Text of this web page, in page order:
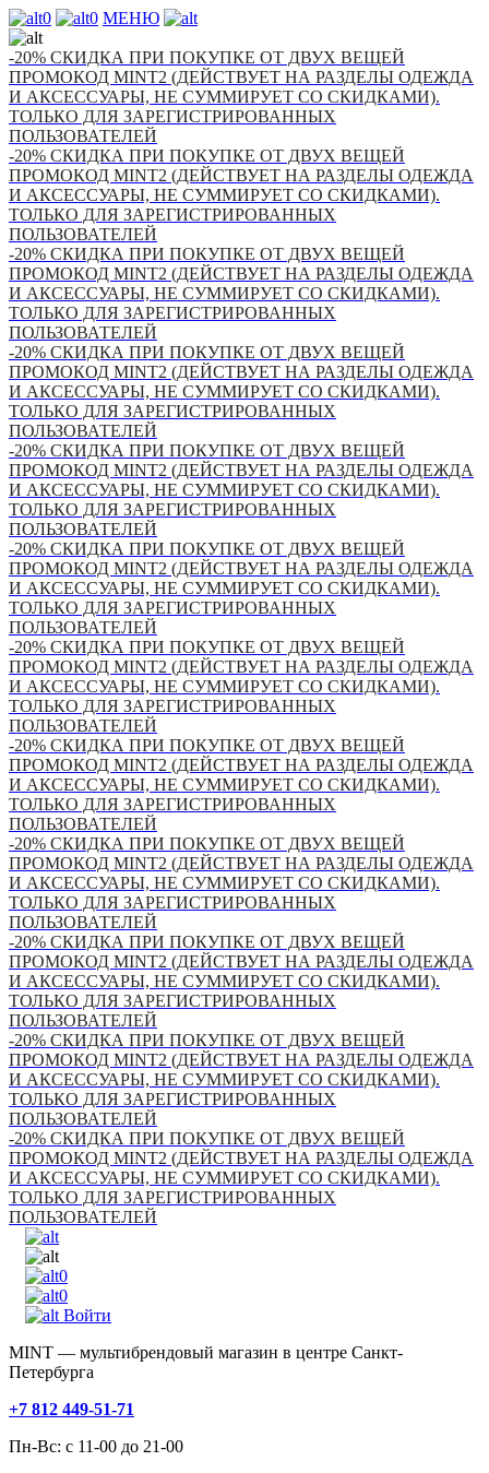
0 0 МЕНЮ
-20% СКИДКА ПРИ ПОКУПКЕ ОТ ДВУХ ВЕЩЕЙ
ПРОМОКОД MINT2 (ДЕЙСТВУЕТ НА РАЗДЕЛЫ ОДЕЖДА
И АКСЕССУАРЫ, НЕ СУММИРУЕТ СО СКИДКАМИ).
ТОЛЬКО ДЛЯ ЗАРЕГИСТРИРОВАННЫХ
ПОЛЬЗОВАТЕЛЕЙ
-20% СКИДКА ПРИ ПОКУПКЕ ОТ ДВУХ ВЕЩЕЙ
ПРОМОКОД MINT2 (ДЕЙСТВУЕТ НА РАЗДЕЛЫ ОДЕЖДА
И АКСЕССУАРЫ, НЕ СУММИРУЕТ СО СКИДКАМИ).
ТОЛЬКО ДЛЯ ЗАРЕГИСТРИРОВАННЫХ
ПОЛЬЗОВАТЕЛЕЙ
-20% СКИДКА ПРИ ПОКУПКЕ ОТ ДВУХ ВЕЩЕЙ
ПРОМОКОД MINT2 (ДЕЙСТВУЕТ НА РАЗДЕЛЫ ОДЕЖДА
И АКСЕССУАРЫ, НЕ СУММИРУЕТ СО СКИДКАМИ).
ТОЛЬКО ДЛЯ ЗАРЕГИСТРИРОВАННЫХ
ПОЛЬЗОВАТЕЛЕЙ
-20% СКИДКА ПРИ ПОКУПКЕ ОТ ДВУХ ВЕЩЕЙ
ПРОМОКОД MINT2 (ДЕЙСТВУЕТ НА РАЗДЕЛЫ ОДЕЖДА
И АКСЕССУАРЫ, НЕ СУММИРУЕТ СО СКИДКАМИ).
ТОЛЬКО ДЛЯ ЗАРЕГИСТРИРОВАННЫХ
ПОЛЬЗОВАТЕЛЕЙ
-20% СКИДКА ПРИ ПОКУПКЕ ОТ ДВУХ ВЕЩЕЙ
ПРОМОКОД MINT2 (ДЕЙСТВУЕТ НА РАЗДЕЛЫ ОДЕЖДА
И АКСЕССУАРЫ, НЕ СУММИРУЕТ СО СКИДКАМИ).
ТОЛЬКО ДЛЯ ЗАРЕГИСТРИРОВАННЫХ
ПОЛЬЗОВАТЕЛЕЙ
-20% СКИДКА ПРИ ПОКУПКЕ ОТ ДВУХ ВЕЩЕЙ
ПРОМОКОД MINT2 (ДЕЙСТВУЕТ НА РАЗДЕЛЫ ОДЕЖДА
И АКСЕССУАРЫ, НЕ СУММИРУЕТ СО СКИДКАМИ).
ТОЛЬКО ДЛЯ ЗАРЕГИСТРИРОВАННЫХ
ПОЛЬЗОВАТЕЛЕЙ
-20% СКИДКА ПРИ ПОКУПКЕ ОТ ДВУХ ВЕЩЕЙ
ПРОМОКОД MINT2 (ДЕЙСТВУЕТ НА РАЗДЕЛЫ ОДЕЖДА
И АКСЕССУАРЫ, НЕ СУММИРУЕТ СО СКИДКАМИ).
ТОЛЬКО ДЛЯ ЗАРЕГИСТРИРОВАННЫХ
ПОЛЬЗОВАТЕЛЕЙ
-20% СКИДКА ПРИ ПОКУПКЕ ОТ ДВУХ ВЕЩЕЙ
ПРОМОКОД MINT2 (ДЕЙСТВУЕТ НА РАЗДЕЛЫ ОДЕЖДА
И АКСЕССУАРЫ, НЕ СУММИРУЕТ СО СКИДКАМИ).
ТОЛЬКО ДЛЯ ЗАРЕГИСТРИРОВАННЫХ
ПОЛЬЗОВАТЕЛЕЙ
-20% СКИДКА ПРИ ПОКУПКЕ ОТ ДВУХ ВЕЩЕЙ
ПРОМОКОД MINT2 (ДЕЙСТВУЕТ НА РАЗДЕЛЫ ОДЕЖДА
И АКСЕССУАРЫ, НЕ СУММИРУЕТ СО СКИДКАМИ).
ТОЛЬКО ДЛЯ ЗАРЕГИСТРИРОВАННЫХ
ПОЛЬЗОВАТЕЛЕЙ
-20% СКИДКА ПРИ ПОКУПКЕ ОТ ДВУХ ВЕЩЕЙ
ПРОМОКОД MINT2 (ДЕЙСТВУЕТ НА РАЗДЕЛЫ ОДЕЖДА
И АКСЕССУАРЫ, НЕ СУММИРУЕТ СО СКИДКАМИ).
ТОЛЬКО ДЛЯ ЗАРЕГИСТРИРОВАННЫХ
ПОЛЬЗОВАТЕЛЕЙ
-20% СКИДКА ПРИ ПОКУПКЕ ОТ ДВУХ ВЕЩЕЙ
ПРОМОКОД MINT2 (ДЕЙСТВУЕТ НА РАЗДЕЛЫ ОДЕЖДА
И АКСЕССУАРЫ, НЕ СУММИРУЕТ СО СКИДКАМИ).
ТОЛЬКО ДЛЯ ЗАРЕГИСТРИРОВАННЫХ
ПОЛЬЗОВАТЕЛЕЙ
-20% СКИДКА ПРИ ПОКУПКЕ ОТ ДВУХ ВЕЩЕЙ
ПРОМОКОД MINT2 (ДЕЙСТВУЕТ НА РАЗДЕЛЫ ОДЕЖДА
И АКСЕССУАРЫ, НЕ СУММИРУЕТ СО СКИДКАМИ).
ТОЛЬКО ДЛЯ ЗАРЕГИСТРИРОВАННЫХ
ПОЛЬЗОВАТЕЛЕЙ
0
0
Войти
MINT — мультибрендовый магазин в центре Санкт-
Петербурга
+7 812 449-51-71
Пн-Вс: с 11-00 до 21-00